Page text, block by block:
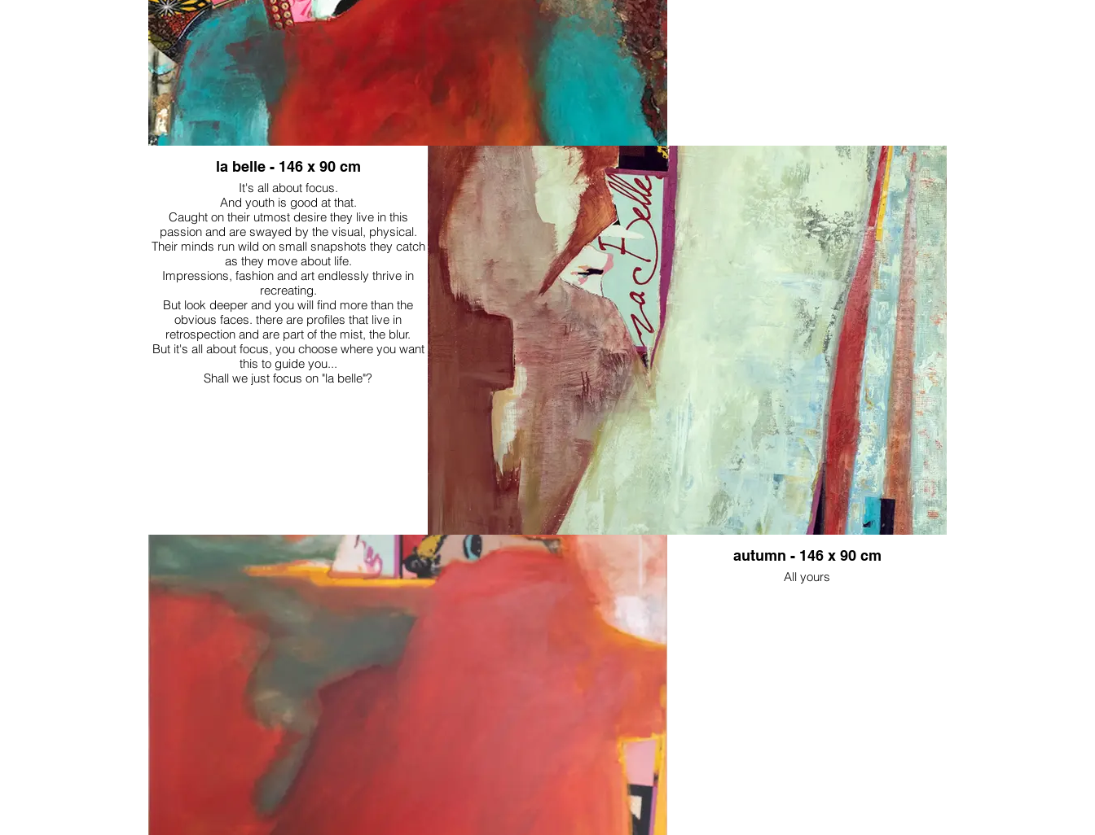
la belle - 146 x 90 cm
It's all about focus.
And youth is good at that.
Caught on their utmost desire they live in this
passion and are swayed by the visual, physical.
Their minds run wild on small snapshots they catch
as they move about life.
Impressions, fashion and art endlessly thrive in
recreating.
But look deeper and you will find more than the
obvious faces. there are profiles that live in
retrospection and are part of the mist, the blur.
But it's all about focus, you choose where you want
this to guide you...
Shall we just focus on "la belle"?
autumn - 146 x 90 cm
All yours